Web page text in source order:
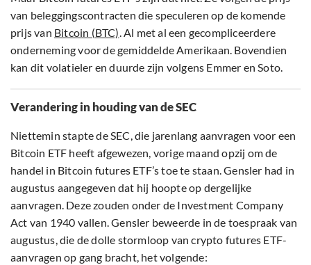
van beleggingscontracten die speculeren op de komende
prijs van Bitcoin (BTC). Al met al een gecompliceerdere
onderneming voor de gemiddelde Amerikaan. Bovendien
kan dit volatieler en duurde zijn volgens Emmer en Soto.
Verandering in houding van de SEC
Niettemin stapte de SEC, die jarenlang aanvragen voor een
Bitcoin ETF heeft afgewezen, vorige maand opzij om de
handel in Bitcoin futures ETF’s toe te staan. Gensler had in
augustus aangegeven dat hij hoopte op dergelijke
aanvragen. Deze zouden onder de Investment Company
Act van 1940 vallen. Gensler beweerde in de toespraak van
augustus, die de dolle stormloop van crypto futures ETF-
aanvragen op gang bracht, het volgende: